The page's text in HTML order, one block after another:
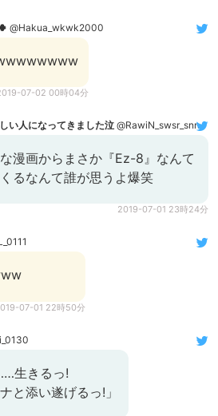
@Hakua_wkwk2000
07-02 00時04分
い人になってきました泣 @RawiN_swsr_snn
漫画からまさか『Ez-8』なんて
るなんて誰が思うよ爆笑
2019-07-01 23時24分
07-01 22時50分
生きるっ!
と添い遂げるっ!」